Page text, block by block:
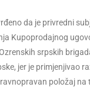
da je privredni
Kupoprodajnog
srpskih
jer je primjenjivao
položaj na